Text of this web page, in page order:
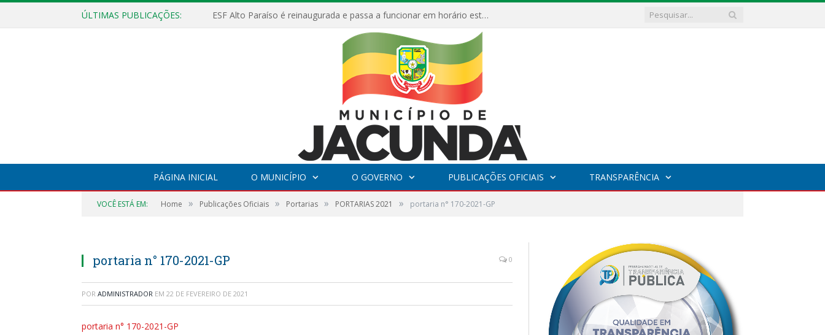
ÚLTIMAS PUBLICAÇÕES: ESF Alto Paraíso é reinaugurada e passa a funcionar em horário estendido
PÁGINA INICIAL O MUNICÍPIO O GOVERNO PUBLICAÇÕES OFICIAIS TRANSPARÊNCIA
VOCÊ ESTÁ EM: Home » Publicações Oficiais » Portarias » PORTARIAS 2021 » portaria n° 170-2021-GP
portaria n° 170-2021-GP 0
POR ADMINISTRADOR EM 22 DE FEVEREIRO DE 2021
portaria n° 170-2021-GP